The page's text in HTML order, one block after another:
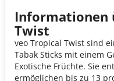
Informationen
Twist
veo Tropical Twist sind
Tabak Sticks mit einem
Exotische Früchte. Sie
ermöglichen bis zu 13